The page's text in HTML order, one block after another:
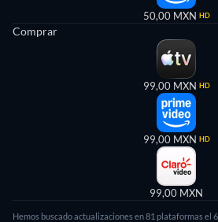
50,00 MXN HD
Comprar
99,00 MXN HD
99,00 MXN HD
99,00 MXN
Hemos buscado actualizaciones en81 plataformas el